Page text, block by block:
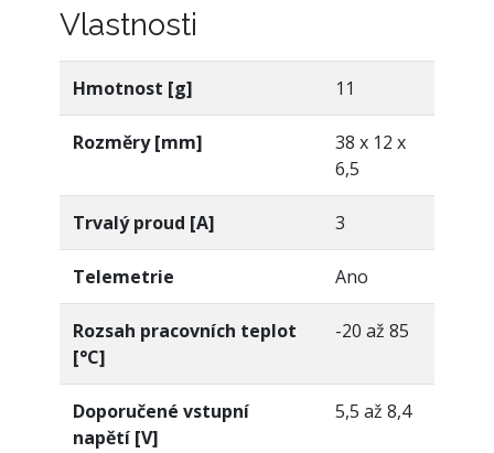
Vlastnosti
Hmotnost [g] 11
Rozměry [mm]
38 x 12 x
6,5
Trvalý proud [A] 3
Telemetrie Ano
Rozsah pracovních teplot
[°C]
-20 až 85
Doporučené vstupní
napětí [V]
5,5 až 8,4